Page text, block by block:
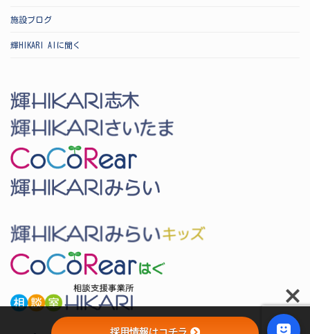
施設ブログ
輝HIKARI AIに聞く